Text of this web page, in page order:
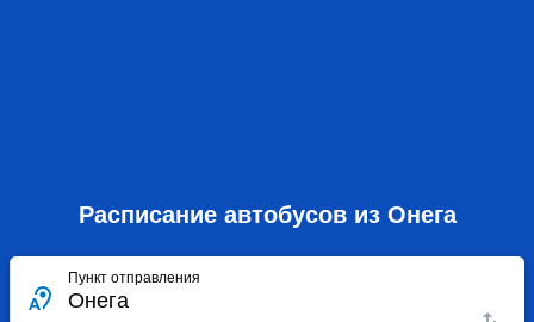
Расписание автобусов из Онега
Пункт отправления